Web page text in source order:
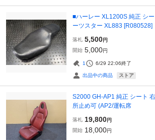
■ハーレー XL1200S 純正 シ
ーツスター XL883 [R080528]
落札 5,500円
開始 5,000円
1 6/29 22:06終了
出品中の商品 ストア
S2000 GH-AP1 純正 シート
所止め可 (AP2/運転席
落札 19,800円
開始 18,000円